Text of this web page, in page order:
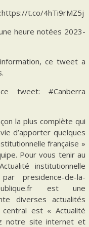
t.co/4hTi9rMZ5j
heure notées 2023-
ce tweet a
tweet: #Canberra
la plus complète qui
d’apporter quelques
française »
Pour vous tenir au
institutionnelle
presidence-de-la-
est une
diverses actualités
est « Actualité
notre site internet et